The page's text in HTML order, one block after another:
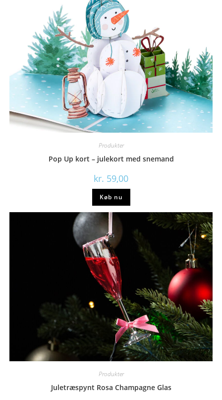
Produkter
Pop Up kort – julekort med snemand
kr. 59,00
Køb nu
Produkter
Juletræspynt Rosa Champagne Glas